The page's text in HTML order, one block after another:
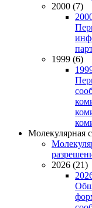
2000 (7)
1999 (6)
Молекулярная
2026 (21)